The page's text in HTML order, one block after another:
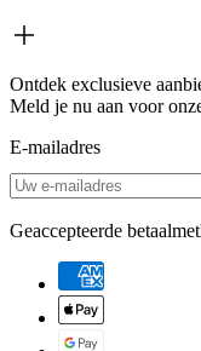
Ontdek exclusieve
Meld je nu aan voor
E-mailadres
Geaccepteerde